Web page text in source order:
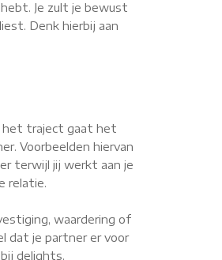
Je zult je bewust
Denk hierbij aan
het traject gaat het
Voorbeelden hiervan
terwijl jij werkt aan je
relatie.
waardering of
dat je partner er voor
delights.